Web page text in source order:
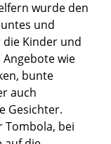
wurde den
und
Kinder und
wie
bunte
auch
Gesichter.
Tombola, bei